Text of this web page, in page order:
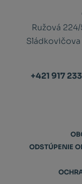
Ružová
Sládkovičova
+421 917
ODSTÚPENIE